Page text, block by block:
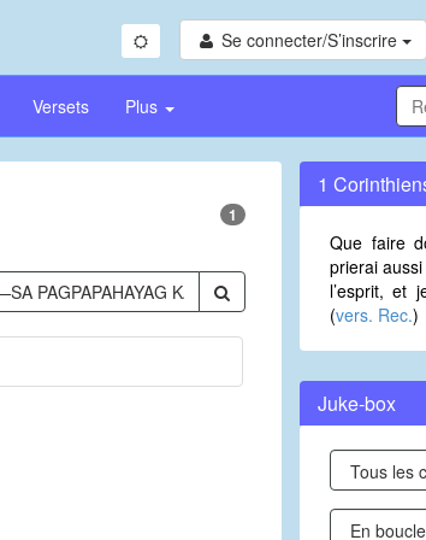
Se connecter/S’inscrire
Versets Plus
1
1
Que faire
prierai
l’esprit, et
(vers. Rec.)
Juke-box